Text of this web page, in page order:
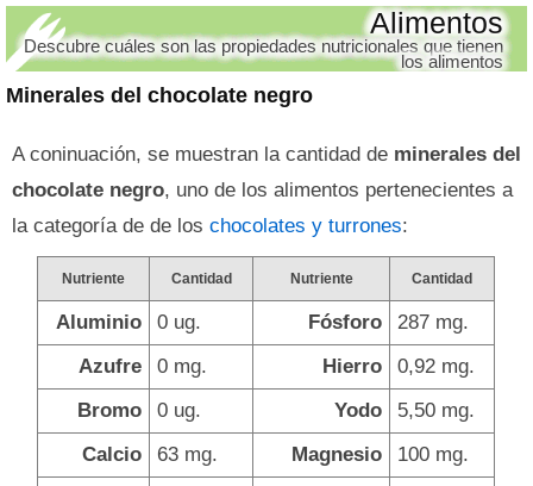
Minerales del chocolate negro
Alimentos
Descubre cuáles son las propiedades nutricionales que tienen
los alimentos
A coninuación, se muestran la cantidad de minerales del
chocolate negro, uno de los alimentos pertenecientes a
la categoría de de los chocolates y turrones:
Nutriente Cantidad Nutriente Cantidad
Aluminio 0 ug. Fósforo
287 mg.
Azufre
0 mg. Hierro
0,92 mg.
Bromo
0 ug. Yodo
5,50 mg.
Calcio
63 mg. Magnesio
100 mg.